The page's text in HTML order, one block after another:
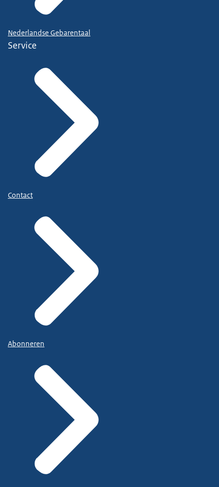
Nederlandse Gebarentaal
Service
Contact
Abonneren